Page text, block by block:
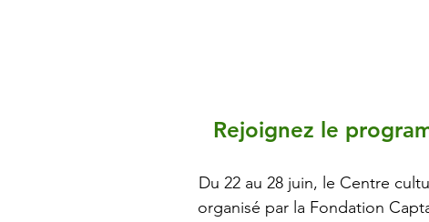
Rejoignez le
Du 22 au 28 juin, le Centre
organisé par la Fondation